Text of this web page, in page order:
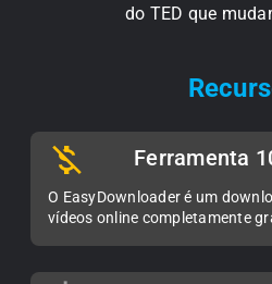
do TED que
Ferramenta
O EasyDownloader é um
vídeos online completamente